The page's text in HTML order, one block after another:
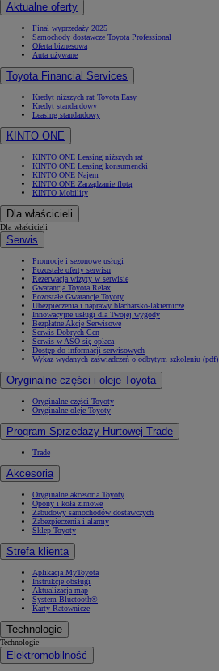
Aktualne oferty
Finał wyprzedaży 2025
Samochody dostawcze Toyota Professional
Oferta biznesowa
Auta używane
Toyota Financial Services
Kredyt niższych rat Toyota Easy
Kredyt standardowy
Leasing standardowy
KINTO ONE
KINTO ONE Leasing niższych rat
KINTO ONE Leasing konsumencki
KINTO ONE Najem
KINTO ONE Zarządzanie flotą
KINTO Mobility
Dla właścicieli
Dla właścicieli
Serwis
Promocje i sezonowe usługi
Pozostałe oferty serwisu
Rezerwacja wizyty w serwisie
Gwarancja Toyota Relax
Pozostałe Gwarancje Toyoty
Ubezpieczenia i naprawy blacharsko-lakiernicze
Innowacyjne usługi dla Twojej wygody
Bezpłatne Akcje Serwisowe
Serwis Dobrych Cen
Serwis w ASO się opłaca
Dostęp do informacji serwisowych
Wykaz wydanych zaświadczeń o odbytym szkoleniu (pdf)
Oryginalne części i oleje Toyota
Oryginalne części Toyoty
Oryginalne oleje Toyoty
Program Sprzedaży Hurtowej Trade
Trade
Akcesoria
Oryginalne akcesoria Toyoty
Opony i koła zimowe
Zabudowy samochodów dostawczych
Zabezpieczenia i alarmy
Sklep Toyoty
Strefa klienta
Aplikacja MyToyota
Instrukcje obsługi
Aktualizacja map
System Bluetooth®
Karty Ratownicze
Technologie
Technologie
Elektromobilność